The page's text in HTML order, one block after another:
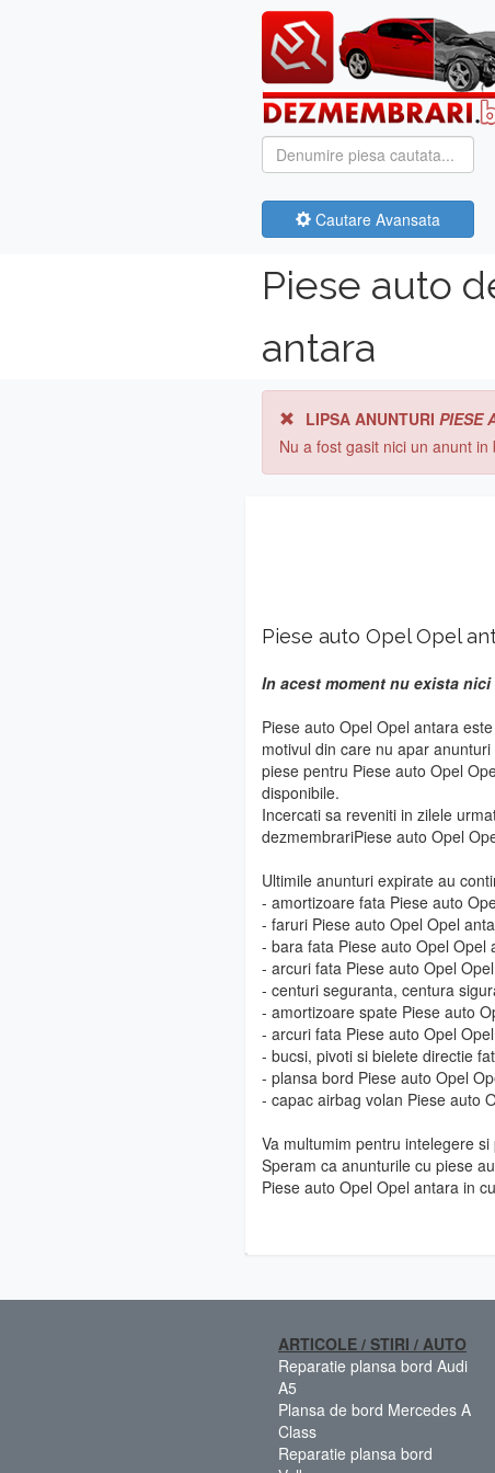
Cautare Avansata
Piese auto
antara
LIPSA ANUNTURI PIESE
Nu a fost gasit nici un anunt
Piese auto Opel Opel
In acest moment nu exista
Piese auto Opel Opel antara
motivul din care nu apar
piese pentru Piese auto Opel
disponibile.
Incercati sa reveniti in zilele
dezmembrariPiese auto Opel
Ultimile anunturi expirate au
- amortizoare fata Piese auto
- faruri Piese auto Opel Opel
- bara fata Piese auto Opel Opel
- arcuri fata Piese auto Opel
- centuri seguranta, centura
- amortizoare spate Piese auto
- arcuri fata Piese auto Opel
- bucsi, pivoti si bielete directie
- plansa bord Piese auto Opel
- capac airbag volan Piese auto
Va multumim pentru intelegere
Speram ca anunturile cu piese
Piese auto Opel Opel antara in
ARTICOLE / STIRI / AUTO
Reparatie plansa bord Audi
A5
Plansa de bord Mercedes A
Class
Reparatie plansa bord